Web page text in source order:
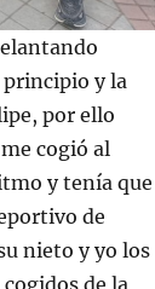
y la
por ello
cogió al
y tenía que
de
nieto y yo los
de la